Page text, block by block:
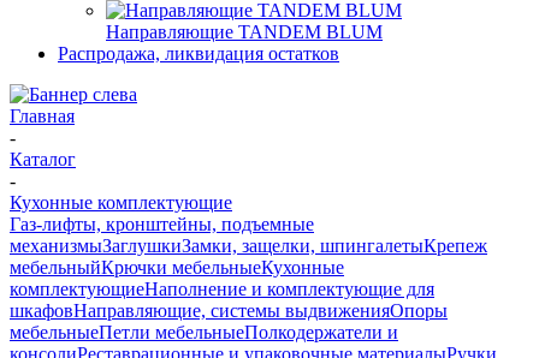
Направляющие TANDEM BLUM
Распродажа, ликвидация остатков
Главная
-
Каталог
-
Кухонные комплектующие
Газ-лифты, кронштейны, подъемные
механизмыЗаглушкиЗамки, защелки, шпингалетыКрепеж
мебельныйКрючки мебельныеКухонные
комплектующиеНаполнение и комплектующие для
шкафовНаправляющие, системы выдвиженияОпоры
мебельныеПетли мебельныеПолкодержатели и
консолиРеставрационные и упаковочные материалыРучки